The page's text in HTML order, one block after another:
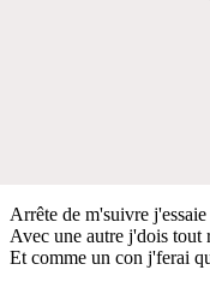
Arrête de m'suivre
Avec une autre j'dois tout
Et comme un con j'ferai